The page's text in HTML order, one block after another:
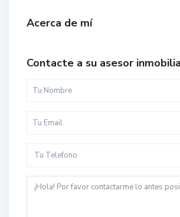
Acerca de mí
Contacte a su asesor